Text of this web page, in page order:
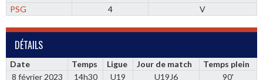
PSG
4 V
DÉTAILS
Date Temps Ligue Jour de match
Temps plein
8 février 2023
14h30 U19 U19J6 90'